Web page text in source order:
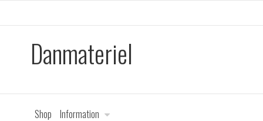
Danmateriel
Shop Information